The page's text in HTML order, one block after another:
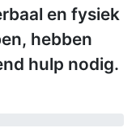
en fysiek
hebben
hulp nodig.